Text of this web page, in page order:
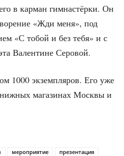
в кар­ман гим­на­стёр­ки. Он
«Жди меня», под
«С тобой и без тебя» и с
Вален­тине Серовой.
1000 экзем­пля­ров. Его уже
мага­зи­нах Моск­вы и
мероприятие презентация